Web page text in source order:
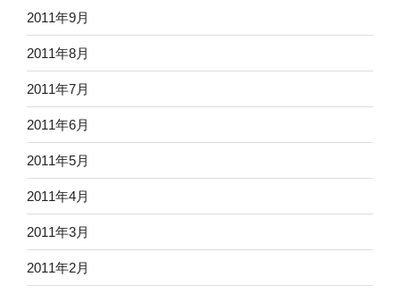
2011年9月
2011年8月
2011年7月
2011年6月
2011年5月
2011年4月
2011年3月
2011年2月